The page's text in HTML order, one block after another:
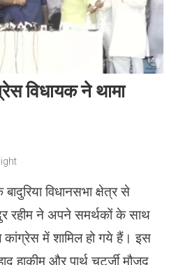
विधायक ने थामा
विधानसभा क्षेत्र से
रहीम ने अपने समर्थकों के साथ
कांग्रेस में शामिल हो गये हैं। इस
हाकीम और पार्थ चटर्जी मौजूद